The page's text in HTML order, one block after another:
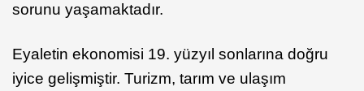
sorunu yaşamaktadır.
Eyaletin ekonomisi 19. yüzyıl sonlarına doğru
iyice gelişmiştir. Turizm, tarım ve ulaşım